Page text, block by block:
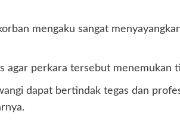
mengaku sangat
agar perkara tersebut menemukan
dapat bertindak tegas dan